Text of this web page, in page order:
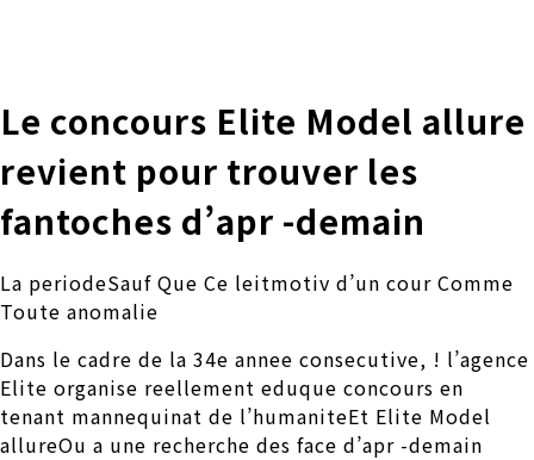
Le concours Elite Model allure
revient pour trouver les
fantoches d’apr -demain
La periodeSauf Que Ce leitmotiv d’un cour Comme
Toute anomalie
Dans le cadre de la 34e annee consecutive, ! l’agence
Elite organise reellement eduque concours en
tenant mannequinat de l’humaniteEt Elite Model
allureOu a une recherche des face d’apr -demain